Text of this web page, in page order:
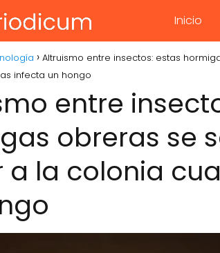
Inicio
Altruismo entre insectos: estas
infecta un hongo
entre
obreras se
a la colonia